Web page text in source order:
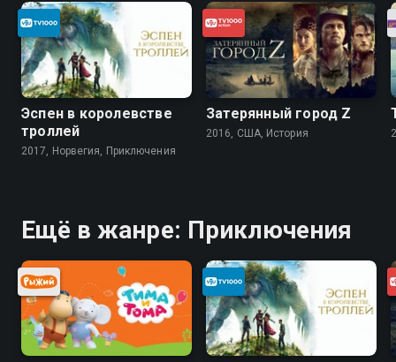
Эспен в королевстве
троллей
2017, Норвегия, Приключения
Затерянный город Z
2016, США, История
Ещё в жанре: Приключения